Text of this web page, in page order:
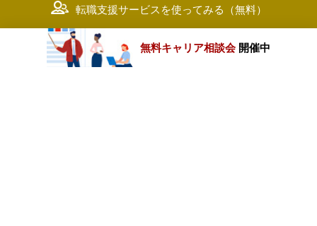
転職支援サービスを使ってみる（無料）
無料キャリア相談会 開催中